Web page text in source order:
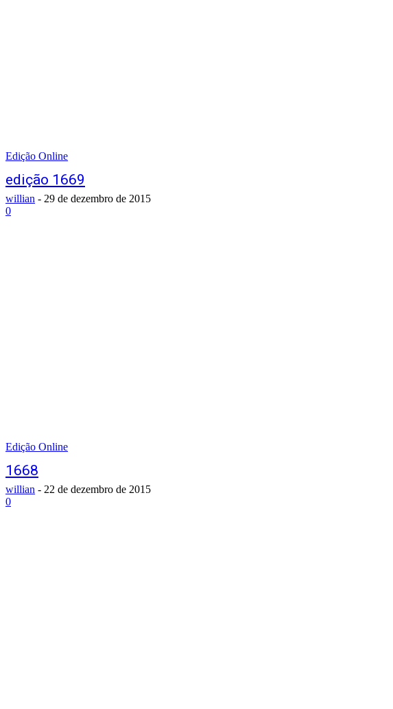
Edição Online
edição 1669
willian - 29 de dezembro de 2015
0
Edição Online
1668
willian - 22 de dezembro de 2015
0